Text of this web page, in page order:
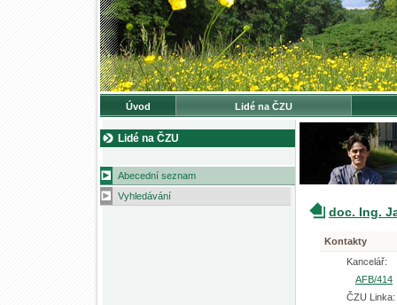
Úvod Lidé na ČZU
Lidé na ČZU
Abecední seznam
Vyhledávání
doc. Ing.
Kontakty
Kancelář:
AFB/414
ČZU Linka: